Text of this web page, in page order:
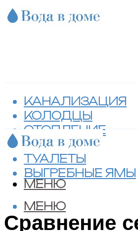
КАНАЛИЗАЦИЯ
КОЛОДЦЫ
ОТОПЛЕНИЕ
СЕПТИКИ
ТУАЛЕТЫ
ВЫГРЕБНЫЕ ЯМЫ
МЕНЮ
МЕНЮ
Сравнение